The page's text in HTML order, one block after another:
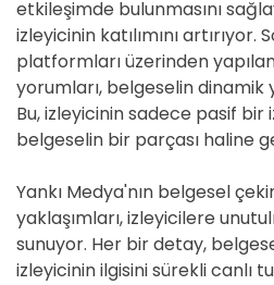
etkileşimde bulunmasını
izleyicinin katılımını artırıyor.
platformları üzerinden
yorumları, belgeselin dinamik
Bu, izleyicinin sadece pasif bir
belgeselin bir parçası haline
Yankı Medya'nın belgesel
yaklaşımları, izleyicilere
sunuyor. Her bir detay,
izleyicinin ilgisini sürekli canlı